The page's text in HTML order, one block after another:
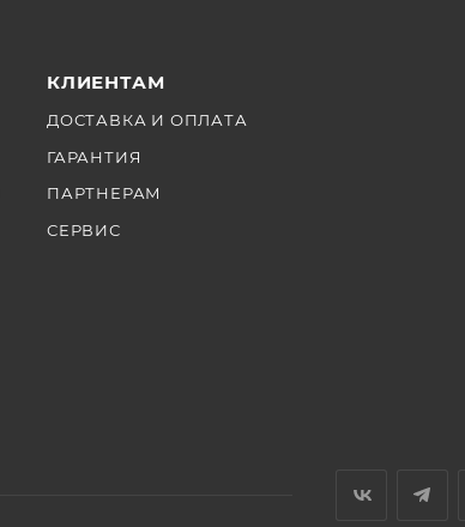
КЛИЕНТАМ
ДОСТАВКА И ОПЛАТА
ГАРАНТИЯ
ПАРТНЕРАМ
СЕРВИС